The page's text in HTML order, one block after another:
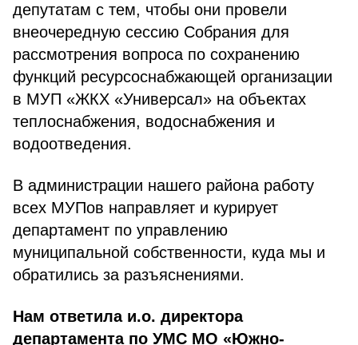
депутатам с тем, чтобы они провели
внеочередную сессию Собрания для
рассмотрения вопроса по сохранению
функций ресурсоснабжающей организации
в МУП «ЖКХ «Универсал» на объектах
теплоснабжения, водоснабжения и
водоотведения.
В администрации нашего района работу
всех МУПов направляет и курирует
департамент по управлению
муниципальной собственности, куда мы и
обратились за разъяснениями.
Нам ответила и.о. директора
департамента по УМС МО «Южно-